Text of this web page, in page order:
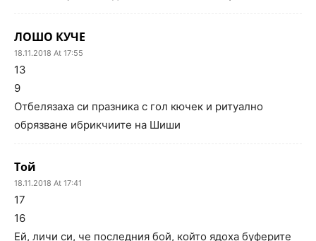
ЛОШО КУЧЕ
18.11.2018 At 17:55
13
9
Отбелязаха си празника с гол кючек и ритуално
обрязване ибрикчиите на Шиши
Той
18.11.2018 At 17:41
17
16
Ей, личи си, че последния бой, който ядоха буферите